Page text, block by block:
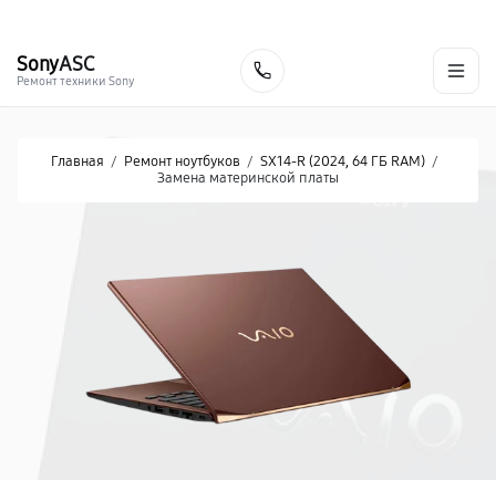
SonyASC
Ремонт техники Sony
Главная / Ремонт ноутбуков / SX14-R (2024, 64 ГБ RAM) /
Замена материнской платы